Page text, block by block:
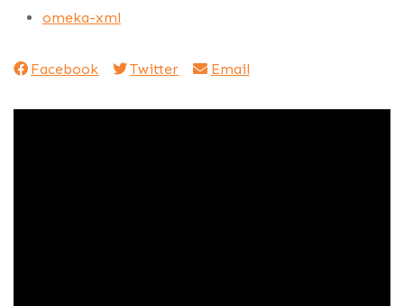
omeka-xml
Facebook Twitter Email